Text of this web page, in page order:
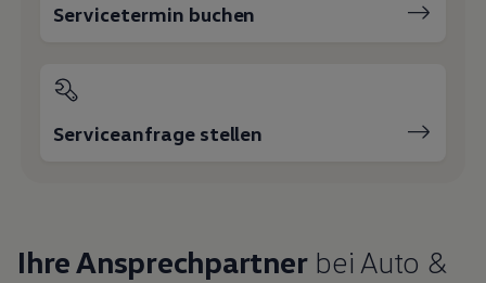
Servicetermin buchen
Serviceanfrage stellen
Ihre Ansprechpartnerbei Auto &